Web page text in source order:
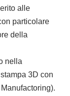
alle
particolare
della
nella
3D con